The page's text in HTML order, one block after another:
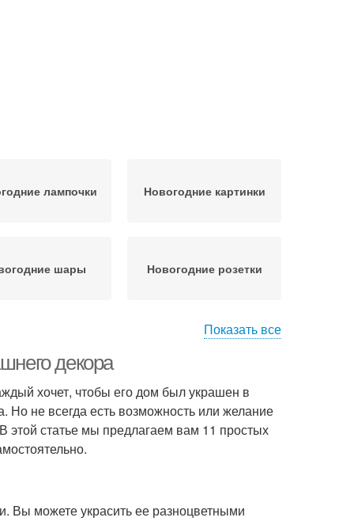
лампочки Новогодние картинки
шары Новогодние розетки
Показать все
декора
хочет, чтобы его дом был украшен в
Но не всегда есть возможность или желание
этой статье мы предлагаем вам 11 простых
Вы можете украсить ее разноцветными